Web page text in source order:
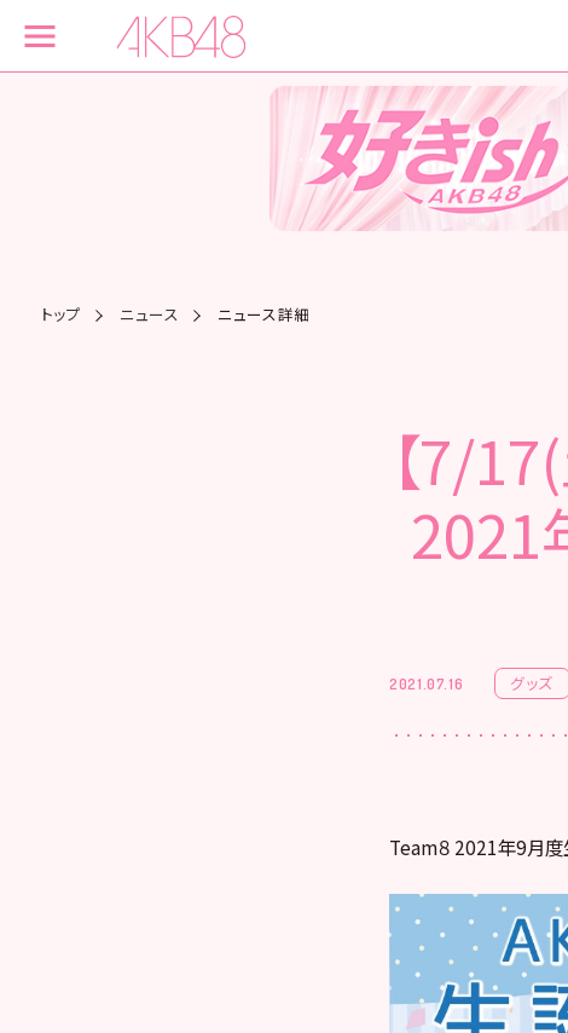
トップ ニュース ニュース詳細
【7/
2021
2021.07.16 グッズ
Team８ 2021年9月度